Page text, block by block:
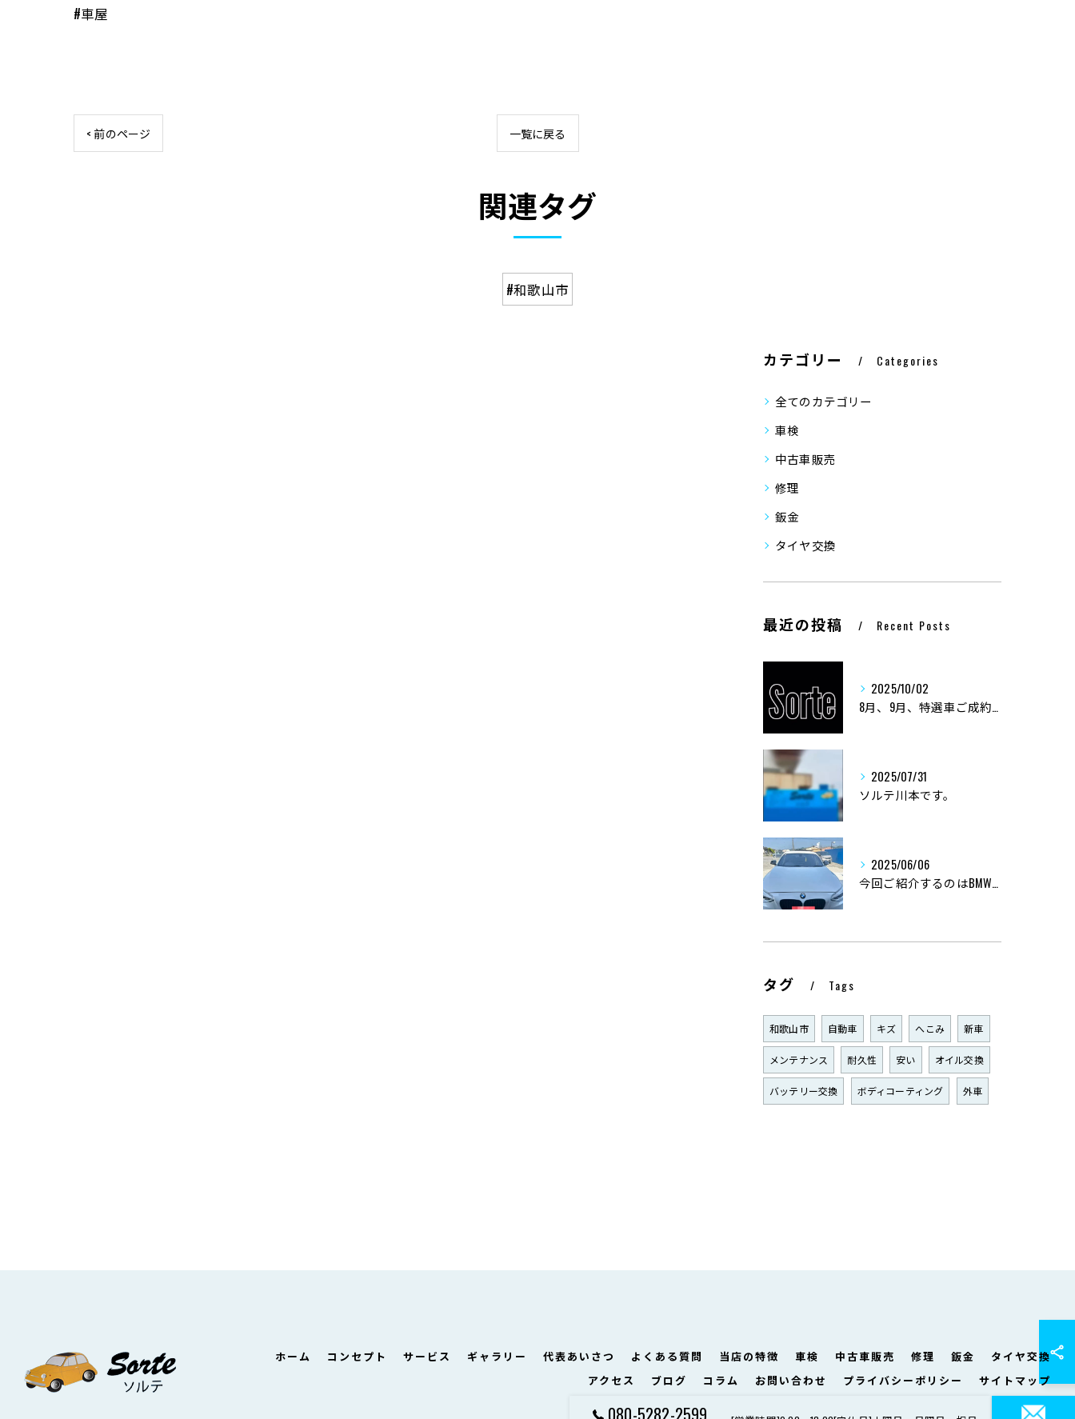
#車屋
< 前のページ 一覧に戻る
関連タグ
#和歌山市
カテゴリー Categories
全てのカテゴリー
車検
中古車販売
修理
鈑金
タイヤ交換
最近の投稿 Recent Posts
2025/10/02
8月、9月、特選車ご成約ありがとうございました。
2025/07/31
ソルテ川本です。
2025/06/06
今回ご紹介するのはBMWエンジン不調点検、部品交換。
タグ Tags
和歌山市 自動車 キズ へこみ 新車
メンテナンス 耐久性 安い オイル交換
バッテリー交換 ボディコーティング 外車
080-5282-2599
ホーム コンセプト サービス ギャラリー 代表あいさつ よくある質問 当店の特徴 車検 中古車販売 修理 鈑金
タイヤ交換
アクセス
ブログ コラム お問い合わせ プライバシーポリシー サイトマップ